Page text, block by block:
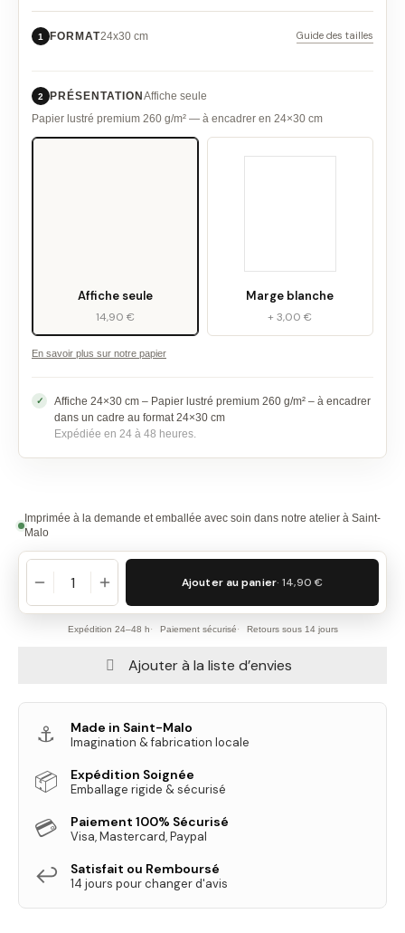
1 FORMAT24x30 cm Guide des tailles
2 PRÉSENTATION Affiche seule
Papier lustré premium 260 g/m² — à encadrer en 24×30 cm
Affiche seule
14,90 €
Marge blanche
+ 3,00 €
En savoir plus sur notre papier
Affiche 24×30 cm – Papier lustré premium 260 g/m² – à encadrer
dans un cadre au format 24×30 cm
Expédiée en 24 à 48 heures.
Imprimée à la demande et emballée avec soin dans notre atelier à Saint-
Malo
Ajouter au panier· 14,90 €
Expédition 24–48 h Paiement sécurisé Retours sous 14 jours
Ajouter à la liste d’envies
⚓ Made in Saint-Malo
Imagination & fabrication locale
📦 Expédition Soignée
Emballage rigide & sécurisé
💳 Paiement 100% Sécurisé
Visa, Mastercard, Paypal
↩️ Satisfait ou Remboursé
14 jours pour changer d'avis